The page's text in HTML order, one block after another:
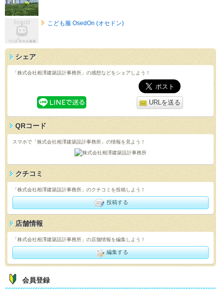
こども服 OsedOn (オセドン)
シェア
「株式会社相澤建築設計事務所」の感想などをシェアしよう！
URLを送る
QRコード
スマホで「株式会社相澤建築設計事務所」の情報を見よう！
クチコミ
「株式会社相澤建築設計事務所」のクチコミを投稿しよう！
投稿する
店舗情報
「株式会社相澤建築設計事務所」の店舗情報を編集しよう！
編集する
会員登録